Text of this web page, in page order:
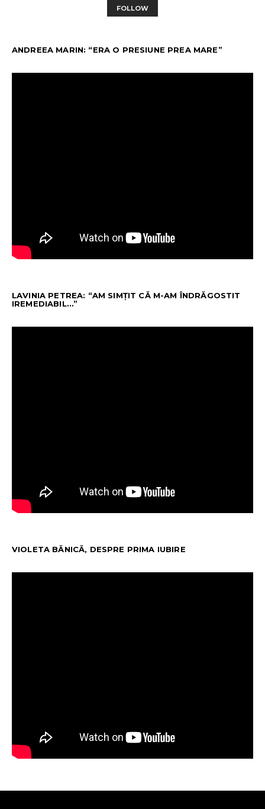
FOLLOW
ANDREEA MARIN: “ERA O PRESIUNE PREA MARE”
LAVINIA PETREA: “AM SIMȚIT CĂ M-AM ÎNDRĂGOSTIT
IREMEDIABIL…”
VIOLETA BĂNICĂ, DESPRE PRIMA IUBIRE